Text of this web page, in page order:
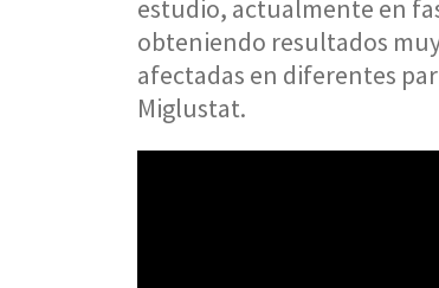
estudio, actualmente en
obteniendo resultados
afectadas en diferentes
Miglustat.